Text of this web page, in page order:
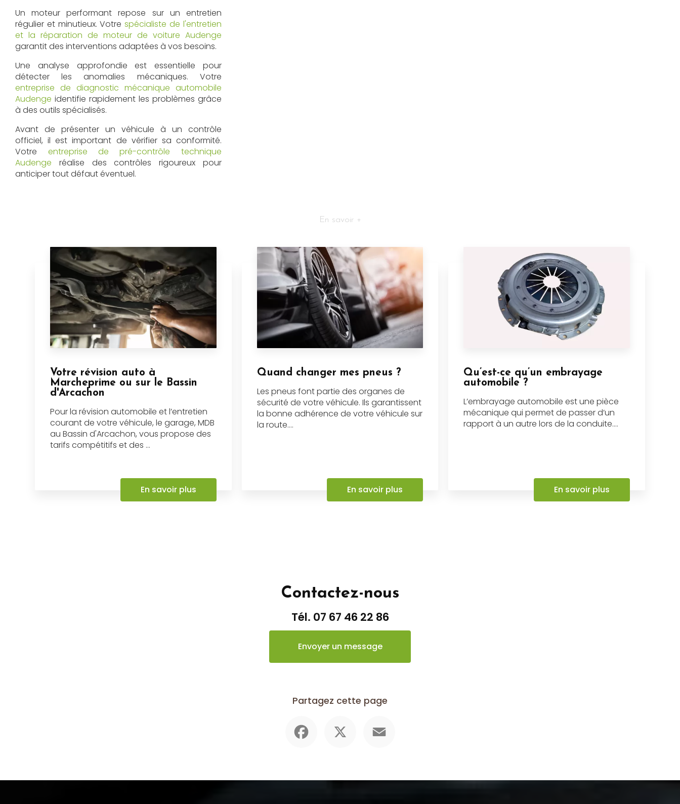
Un moteur performant repose sur un entretien
régulier et minutieux. Votrespécialiste de l'entretien
et la réparation de moteur de voiture Audenge
garantit des interventions adaptées à vos besoins.
Une analyse approfondie est essentielle pour
détecter les anomalies mécaniques. Votre
entreprise de diagnostic mécanique automobile
Audenge identifie rapidement les problèmes grâce
à des outils spécialisés.
Avant de présenter un véhicule à un contrôle
officiel, il est important de vérifier sa conformité.
Votre entreprise de pré-contrôle technique
Audenge réalise des contrôles rigoureux pour
anticiper tout défaut éventuel.
En savoir +
Votre révision auto à
Marcheprime ou sur le Bassin
d'Arcachon
Pour la révision automobile et l’entretien
courant de votre véhicule, le garage, MDB
au Bassin d'Arcachon, vous propose des
tarifs compétitifs et des ...
En savoir plus
Quand changer mes pneus ?
Les pneus font partie des organes de
sécurité de votre véhicule. Ils garantissent
la bonne adhérence de votre véhicule sur
la route....
En savoir plus
Qu’est-ce qu’un embrayage
automobile ?
L’embrayage automobile est une pièce
mécanique qui permet de passer d’un
rapport à un autre lors de la conduite....
En savoir plus
Contactez-nous
Tél. 07 67 46 22 86
Envoyer un message
Partagez cette page